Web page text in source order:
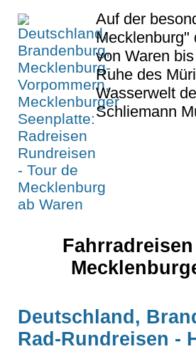
Auf der
Mecklenburg"
von Waren
Ruhe des
Wasserwelt
Schliemann
Deutschland,
Rad-Rundreisen -